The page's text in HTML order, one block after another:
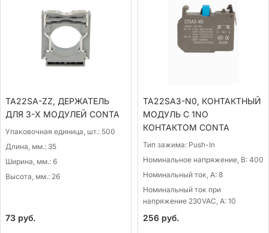
TA22SA-ZZ, ДЕРЖАТЕЛЬ
ДЛЯ 3-Х МОДУЛЕЙ CONTA
Упаковочная единица, шт.: 500
Длина, мм.: 35
Ширина, мм.: 6
Высота, мм.: 26
73 руб.
TA22SA3-N0, КОНТАКТНЫЙ
МОДУЛЬ С 1NO
КОНТАКТОМ CONTA
Тип зажима: Push-In
Номинальное напряжение, В: 400
Номинальный ток, А: 8
Номинальный ток при
напряжение 230VAC, А: 10
256 руб.